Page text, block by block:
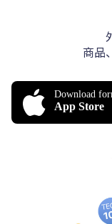
优惠活动
商品